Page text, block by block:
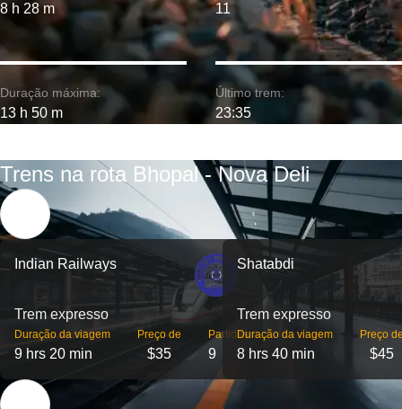
8 h 28 m
Duração máxima:
13 h 50 m
11
Último trem:
23:35
Trens na rota Bhopal - Nova Deli
Indian Railways
Trem expresso
Duração da viagem
9 hrs 20 min
Preço de
$35
Partidas
9
Shatabdi
Trem expresso
Duração da viagem
8 hrs 40 min
Preço
$45